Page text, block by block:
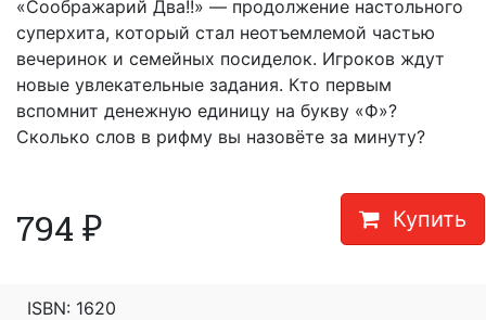
«Соображарий Два!!» — продолжение настольного
суперхита, который стал неотъемлемой частью
вечеринок и семейных посиделок. Игроков ждут
новые увлекательные задания. Кто первым
вспомнит денежную единицу на букву «Ф»?
Сколько слов в рифму вы назовёте за минуту?
794 ₽ Купить
ISBN: 1620